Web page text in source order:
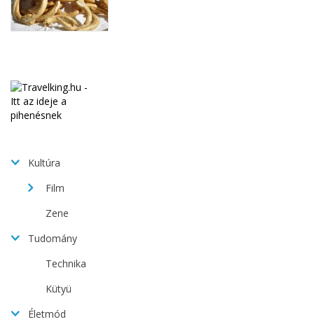
Kultúra
Film
Zene
Tudomány
Technika
Kütyü
Életmód